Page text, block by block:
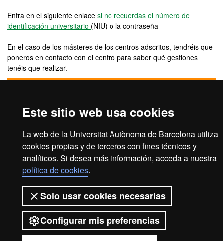
Este sitio web usa cookies
La web de la Universitat Autònoma de Barcelona utiliza
cookies propias y de terceros con fines técnicos y
analíticos. Si desea más información, acceda a nuestra
política de cookies.
Solo usar cookies necesarias
Configurar mis preferencias
Entra en el siguiente enlace si no recuerdas el número de
identificación universitario (NIU) o la contraseña
En el caso de los másteres de los centros adscritos, tendréis que
poneros en contacto con el centro para saber qué gestiones
tenéis que realizar.
2026 Universitat Autònoma de
Barcelona